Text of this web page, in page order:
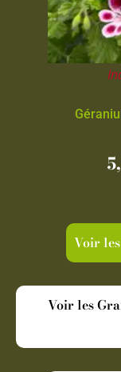
Voir
Voir les